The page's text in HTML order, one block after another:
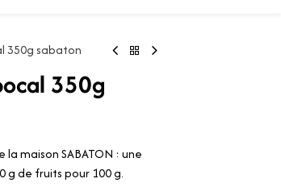
350g sabaton
350g
maison SABATON : une
de fruits pour 100 g.